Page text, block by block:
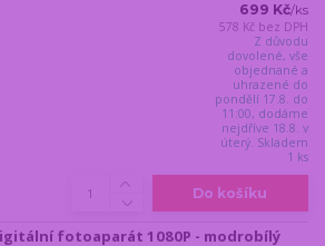
699 Kč/ks
578 Kč bez DPH
Z důvodu
dovolené, vše
objednané a
uhrazené do
pondělí 17.8. do
11:00, dodáme
nejdříve 18.8. v
úterý. Skladem
1 ks
Do košíku
fotoaparát 1080P - modrobílý